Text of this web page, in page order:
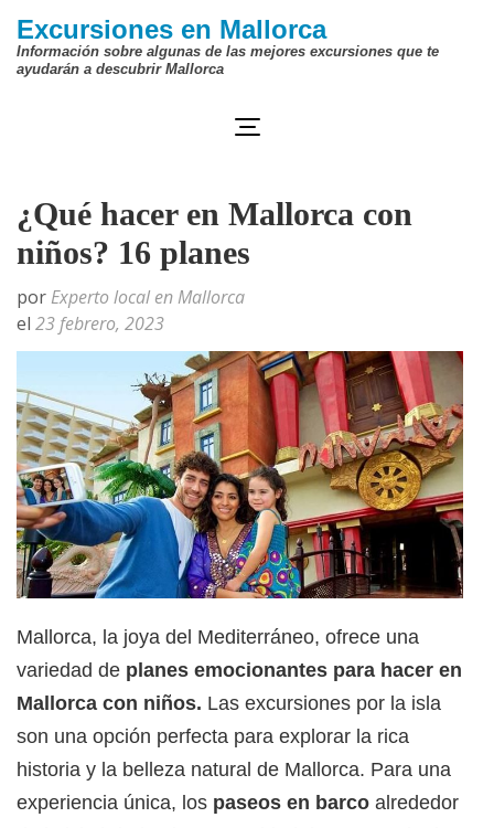
Saltar
contenido
Intro)
Excursiones en Mallorca
Información sobre algunas de las mejores excursiones que te
ayudarán a descubrir Mallorca
¿Qué hacer en Mallorca con
niños? 16 planes
por Experto local en Mallorca
el 23 febrero, 2023
Mallorca, la joya del Mediterráneo, ofrece una
variedad de planes emocionantes para hacer en
Mallorca con niños. Las excursiones por la isla
son una opción perfecta para explorar la rica
historia y la belleza natural de Mallorca. Para una
experiencia única, los paseos en barco alrededor